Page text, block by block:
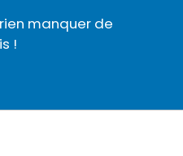
manquer de
!